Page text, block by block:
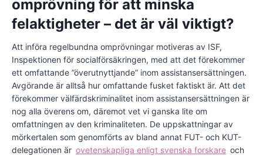
omprövning för att minska
felaktigheter – det är väl viktigt?
Att införa regelbundna omprövningar motiveras av ISF,
Inspektionen för socialförsäkringen, med att det förekommer
ett omfattande ”överutnyttjande” inom assistansersättningen.
Avgörande är alltså hur omfattande fusket faktiskt är. Att det
förekommer välfärdskriminalitet inom assistansersättningen är
nog alla överens om, däremot vet vi ganska lite om
omfattningen av den kriminaliteten. De uppskattningar av
mörkertalen som genomförts av bland annat FUT- och KUT-
delegationen är ovetenskapliga enligt svenska forskare och